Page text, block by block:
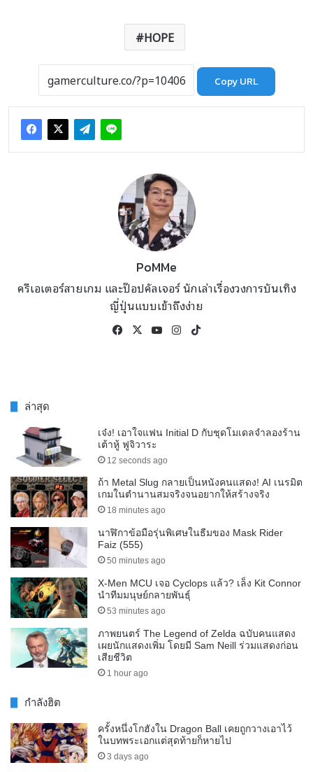
HOPE
Copy URL
PoMMe
ครีเอเตอร์สายเกม และป๊อปคัลเจอร์ นักเล่าเรื่องวงการบันเทิง
ญี่ปุ่นแบบเข้าถึงง่าย
Facebook
X YouTubeInstagram
ล่าสุด
เจ๋ง! เอาใจแฟน Initial D กับชุดโมเดลจำลองร้าน
เต้าหู้ ฟูจิวาระ
12 seconds ago
ถ้า Metal Slug กลายเป็นหนังคนแสดง! AI เนรมิต
เกมในตำนานสมจริงจนอยากให้สร้างจริง
18 minutes ago
นาฬิกาข้อมือรุ่นพิเศษในธีมของ Mask Rider
Faiz (555)
50 minutes ago
X-Men MCU เจอ Cyclops แล้ว? เล็ง Kit Connor
นำทีมมนุษย์กลายพันธุ์
53 minutes ago
ภาพยนตร์ The Legend of Zelda ฉบับคนแสดง
เผยนักแสดงเพิ่ม โดยมี Sam Neill ร่วมแสดงก่อน
เสียชีวิต
1 hour ago
กำลังฮิต
ครั้งหนึ่งโกฮังใน Dragon Ball เคยถูกวางเอาไว้
ในบทพระเอกแต่สุดท้ายก็หายไป
3 days ago